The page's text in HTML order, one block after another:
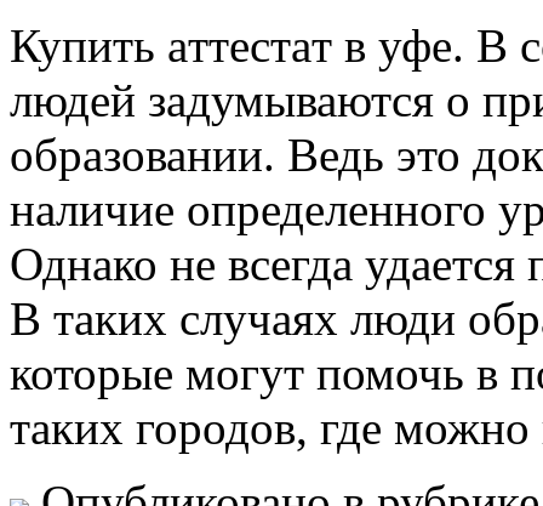
Купить aттeстaт в уфe. В
людей задумываются о
образовании. Ведь это
наличие определенного
Однако не всегда
В таких случаях люди
которые могут помочь в
таких городов, где